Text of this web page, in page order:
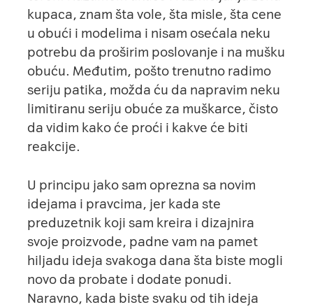
kupaca, znam šta vole, šta misle, šta cene
u obući i modelima i nisam osećala neku
potrebu da proširim poslovanje i na mušku
obuću. Međutim, pošto trenutno radimo
seriju patika, možda ću da napravim neku
limitiranu seriju obuće za muškarce, čisto
da vidim kako će proći i kakve će biti
reakcije.
U principu jako sam oprezna sa novim
idejama i pravcima, jer kada ste
preduzetnik koji sam kreira i dizajnira
svoje proizvode, padne vam na pamet
hiljadu ideja svakoga dana šta biste mogli
novo da probate i dodate ponudi.
Naravno, kada biste svaku od tih ideja